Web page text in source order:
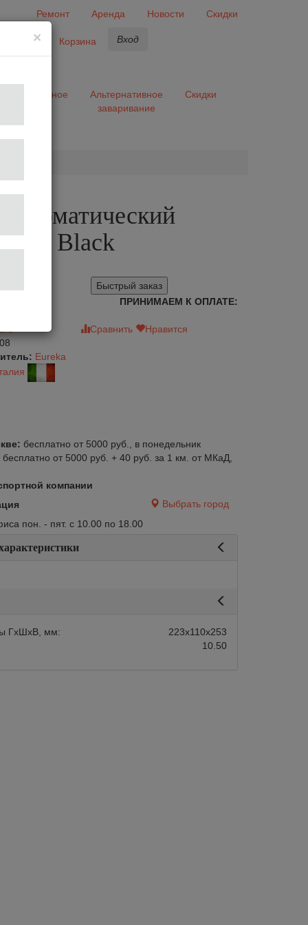
Ремонт Аренда Новости
Скидки
Корзина Вход
Разное
Альтернативное
заваривание
Скидки
автоматический
Black
Быстрый заказ
ПРИНИМАЕМ К ОПЛАТЕ:
Сравнить
Нравится
Eureka
бесплатно от 5000 руб., в понедельник
бесплатно от 5000 руб. + 40 руб. за 1 км. от МКаД,
компании
Выбрать город
пон. - пят. с 10.00 по 18.00
ГхШхВ, мм:
223х110х253
10.50
×